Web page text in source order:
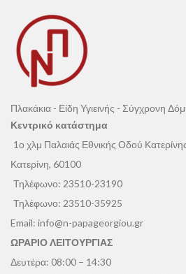
Πλακάκια - Είδη Υγιεινής - Σύγχρονη
Κεντρικό κατάστημα
1ο χλμ Παλαιάς Εθνικής Οδού
Κατερίνη, 60100
Τηλέφωνο: 23510-23190
Τηλέφωνο: 23510-35925
Email: info@n-papageorgiou.gr
ΩΡΑΡΙΟ ΛΕΙΤΟΥΡΓΙΑΣ
Δευτέρα: 08:00 – 14:30